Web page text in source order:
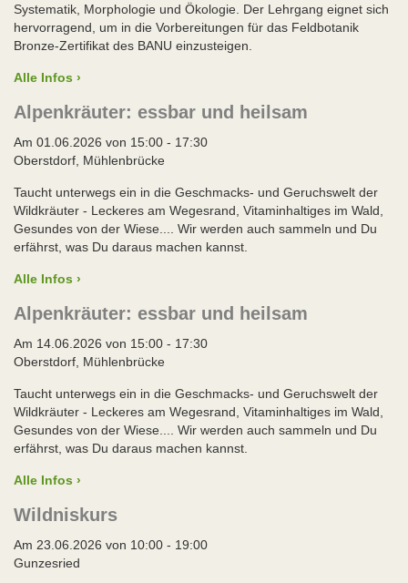
Systematik, Morphologie und Ökologie. Der Lehrgang eignet sich
hervorragend, um in die Vorbereitungen für das Feldbotanik
Bronze-Zertifikat des BANU einzusteigen.
Alle Infos ›
Alpenkräuter: essbar und heilsam
Am 01.06.2026 von 15:00 - 17:30
Oberstdorf, Mühlenbrücke
Taucht unterwegs ein in die Geschmacks- und Geruchswelt der
Wildkräuter - Leckeres am Wegesrand, Vitaminhaltiges im Wald,
Gesundes von der Wiese.... Wir werden auch sammeln und Du
erfährst, was Du daraus machen kannst.
Alle Infos ›
Alpenkräuter: essbar und heilsam
Am 14.06.2026 von 15:00 - 17:30
Oberstdorf, Mühlenbrücke
Taucht unterwegs ein in die Geschmacks- und Geruchswelt der
Wildkräuter - Leckeres am Wegesrand, Vitaminhaltiges im Wald,
Gesundes von der Wiese.... Wir werden auch sammeln und Du
erfährst, was Du daraus machen kannst.
Alle Infos ›
Wildniskurs
Am 23.06.2026 von 10:00 - 19:00
Gunzesried